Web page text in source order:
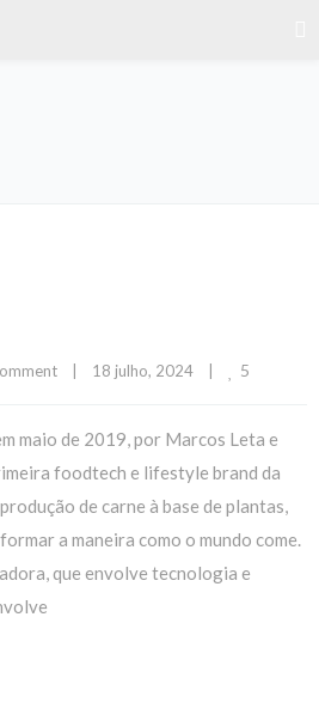
18 julho, 2024 5
maio de 2019, por Marcos Leta e
foodtech e lifestyle brand da
de carne à base de plantas,
a maneira como o mundo come.
que envolve tecnologia e